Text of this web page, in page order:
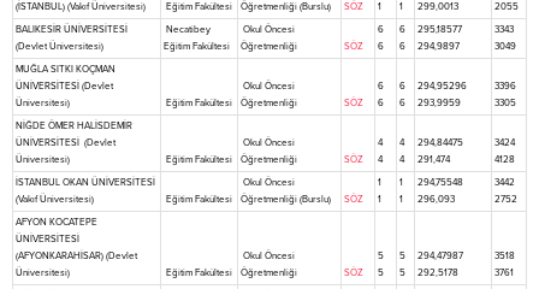
(İSTANBUL) (Vakıf Üniversitesi)
Eğitim Fakültesi
Öğretmenliği (Burslu)
SÖZ
1
1
299,0013
2055
BALIKESİR ÜNİVERSİTESİ
(Devlet Üniversitesi)
Necatibey
Eğitim Fakültesi
Okul Öncesi
Öğretmenliği
SÖZ
6
6
6
6
295,18577
294,9897
3343
3049
MUĞLA SITKI KOÇMAN
ÜNİVERSİTESİ (Devlet
Üniversitesi)
Eğitim Fakültesi
Okul Öncesi
Öğretmenliği
SÖZ
6
6
6
6
294,95296
293,9959
3396
3305
NİĞDE ÖMER HALİSDEMİR
ÜNİVERSİTESİ (Devlet
Üniversitesi)
Eğitim Fakültesi
Okul Öncesi
Öğretmenliği
SÖZ
4
4
4
4
294,84475
291,474
3424
4128
İSTANBUL OKAN ÜNİVERSİTESİ
(Vakıf Üniversitesi)
Eğitim Fakültesi
Okul Öncesi
Öğretmenliği (Burslu)
SÖZ
1
1
1
1
294,75548
296,093
3442
2752
AFYON KOCATEPE
ÜNİVERSİTESİ
(AFYONKARAHİSAR) (Devlet
Üniversitesi)
Eğitim Fakültesi
Okul Öncesi
Öğretmenliği
SÖZ
5
5
5
5
294,47987
292,5178
3518
3761